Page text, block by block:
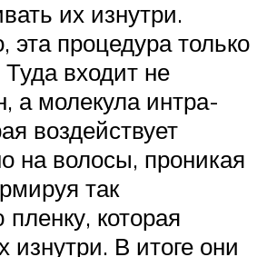
их изнутри.
эта процедура только
Туда входит не
а молекула интра-
воздействует
на волосы, проникая
так
которая
В итоге они